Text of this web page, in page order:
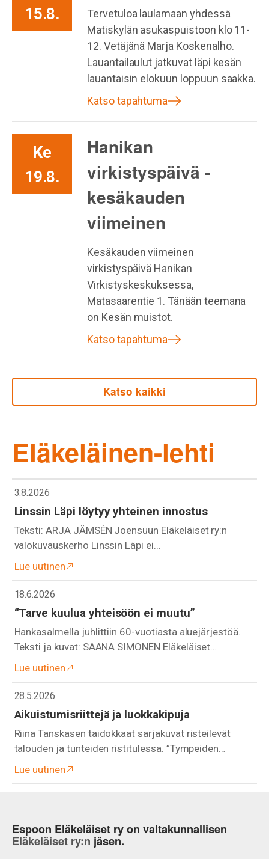
15.8.
Tervetuloa laulamaan yhdessä
Matiskylän asukaspuistoon klo 11-
12. Vetäjänä Marja Koskenalho.
Lauantailaulut jatkuvat läpi kesän
lauantaisin elokuun loppuun saakka.
Katso tapahtuma
Ke
19.8.
Hanikan
virkistyspäivä -
kesäkauden
viimeinen
Kesäkauden viimeinen
virkistyspäivä Hanikan
Virkistyskeskuksessa,
Matasaarentie 1. Tänään teemana
on Kesän muistot.
Katso tapahtuma
Katso kaikki
Eläkeläinen-lehti
3.8.2026
Linssin Läpi löytyy yhteinen innostus
Teksti: ARJA JÄMSÉN Joensuun Eläkeläiset ry:n
valokuvauskerho Linssin Läpi ei…
Lue uutinen
18.6.2026
“Tarve kuulua yhteisöön ei muutu”
Hankasalmella juhlittiin 60-vuotiasta aluejärjestöä.
Teksti ja kuvat: SAANA SIMONEN Eläkeläiset…
Lue uutinen
28.5.2026
Aikuistumisriittejä ja luokkakipuja
Riina Tanskasen taidokkaat sarjakuvat risteilevät
talouden ja tunteiden ristitulessa. ”Tympeiden…
Lue uutinen
Espoon Eläkeläiset ry on valtakunnallisen
Eläkeläiset ry:n jäsen.